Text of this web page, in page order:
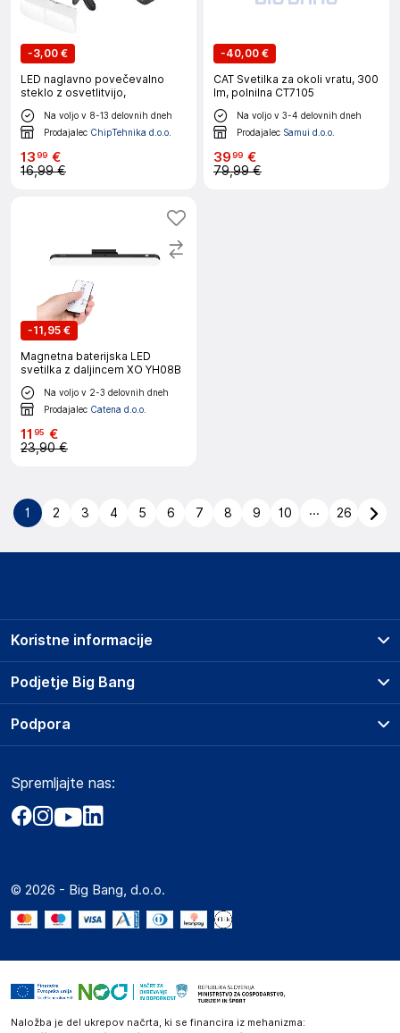
-3,00 €
LED naglavno povečevalno
steklo z osvetlitvijo,
Na voljo v 8-13 delovnih dneh
Prodajalec ChipTehnika d.o.o.
1399 €
16,99 €
-40,00 €
CAT Svetilka za okoli vratu, 300
lm, polnilna CT7105
Na voljo v 3-4 delovnih dneh
Prodajalec Samui d.o.o.
3999 €
79,99 €
-11,95 €
Magnetna baterijska LED
svetilka z daljincem XO YH08B
Na voljo v 2-3 delovnih dneh
Prodajalec Catena d.o.o.
11 95 €
23,90 €
1 2 3 4 5 6 7 8 9 10 ... 26
Podjetje Big Bang
O podjetju
Obvestila za javnost
Akt o digitalnih storitvah
Marketplace za partnerje
Novosti
Koristne informacije
Prodajna mesta
Storitve
Dostava, vnos in odvoz
Zavarovanje izdelkov
Podpora
Marketplace
Kako oddati naročilo?
Spremljajte nas:
© 2026 - Big Bang, d.o.o.
Naložba je del ukrepov načrta, ki se financira iz mehanizma: